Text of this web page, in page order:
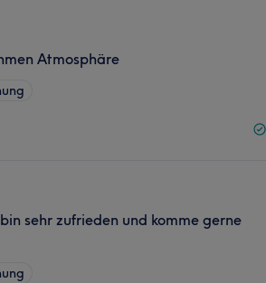
Atmosphäre
sehr zufrieden und komme gerne